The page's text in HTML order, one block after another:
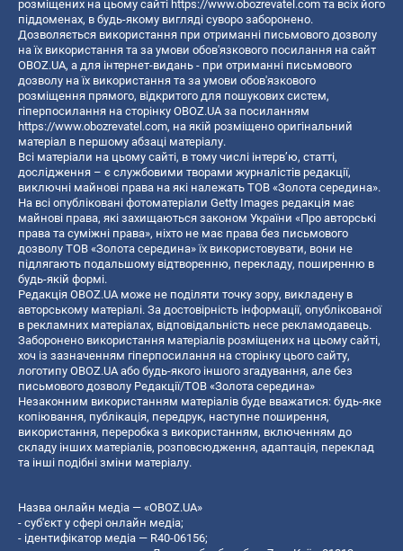
розміщених на цьому сайті https://www.obozrevatel.com та всіх його
піддоменах, в будь-якому вигляді суворо заборонено.
Дозволяється використання при отриманні письмового дозволу
на їх використання та за умови обов'язкового посилання на сайт
OBOZ.UA, а для інтернет-видань - при отриманні письмового
дозволу на їх використання та за умови обов'язкового
розміщення прямого, відкритого для пошукових систем,
гіперпосилання на сторінку OBOZ.UA за посиланням
https://www.obozrevatel.com, на якій розміщено оригінальний
матеріал в першому абзаці матеріалу.
Всі матеріали на цьому сайті, в тому числі інтерв’ю, статті,
дослідження – є службовими творами журналістів редакції,
виключні майнові права на які належать ТОВ «Золота середина».
На всі опубліковані фотоматеріали Getty Images редакція має
майнові права, які захищаються законом України «Про авторські
права та суміжні права», ніхто не має права без письмового
дозволу ТОВ «Золота середина» їх використовувати, вони не
підлягають подальшому відтворенню, перекладу, поширенню в
будь-якій формі.
Редакція OBOZ.UA може не поділяти точку зору, викладену в
авторському матеріалі. За достовірність інформації, опублікованої
в рекламних матеріалах, відповідальність несе рекламодавець.
Заборонено використання матеріалів розміщених на цьому сайті,
хоч із зазначенням гіперпосилання на сторінку цього сайту,
логотипу OBOZ.UA або будь-якого іншого згадування, але без
письмового дозволу Редакції/ТОВ «Золота середина»
Незаконним використанням матеріалів буде вважатися: будь-яке
копiювання, публiкацiя, передрук, наступне поширення,
використання, переробка з використанням, включенням до
складу інших матеріалів, розповсюдження, адаптація, переклад
та інші подібні зміни матеріалу.
Назва онлайн медіа — «OBOZ.UA»
- суб'єкт у сфері онлайн медіа;
- ідентифікатор медіа — R40-06156;